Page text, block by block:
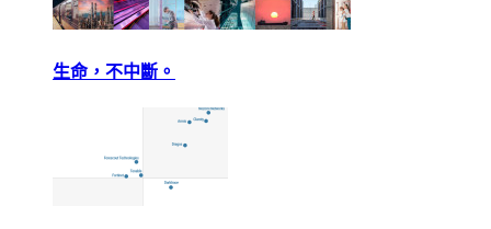
生命，不中斷。